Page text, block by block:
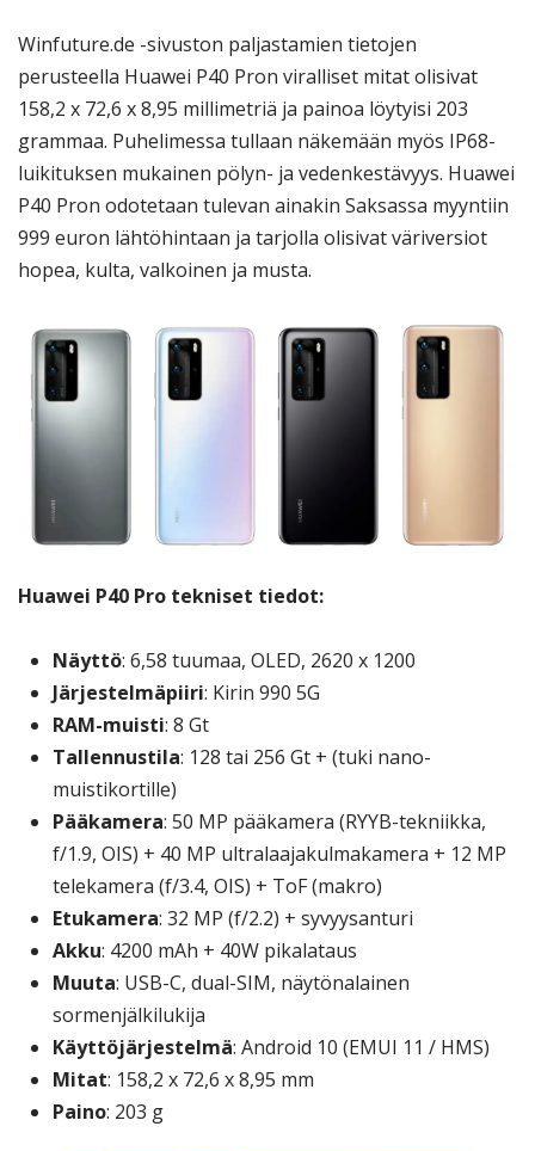
Winfuture.de -sivuston paljastamien tietojen
perusteella Huawei P40 Pron viralliset mitat olisivat
158,2 x 72,6 x 8,95 millimetriä ja painoa löytyisi 203
grammaa. Puhelimessa tullaan näkemään myös IP68-
luikituksen mukainen pölyn- ja vedenkestävyys. Huawei
P40 Pron odotetaan tulevan ainakin Saksassa myyntiin
999 euron lähtöhintaan ja tarjolla olisivat väriversiot
hopea, kulta, valkoinen ja musta.
Huawei P40 Pro tekniset tiedot:
Näyttö: 6,58 tuumaa, OLED, 2620 x 1200
Järjestelmäpiiri: Kirin 990 5G
RAM-muisti: 8 Gt
Tallennustila: 128 tai 256 Gt + (tuki nano-
muistikortille)
Pääkamera: 50 MP pääkamera (RYYB-tekniikka,
f/1.9, OIS) + 40 MP ultralaajakulmakamera + 12 MP
telekamera (f/3.4, OIS) + ToF (makro)
Etukamera: 32 MP (f/2.2) + syvyysanturi
Akku: 4200 mAh + 40W pikalataus
Muuta: USB-C, dual-SIM, näytönalainen
sormenjälkilukija
Käyttöjärjestelmä: Android 10 (EMUI 11 / HMS)
Mitat: 158,2 x 72,6 x 8,95 mm
Paino: 203 g